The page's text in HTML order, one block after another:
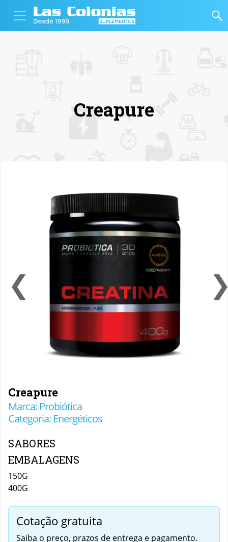
Creapure
❮
Creapure
Marca: Probiótica
Categoria: Energéticos
SABORES
EMBALAGENS
150G
400G
Cotação gratuita
Saiba o preço, prazos de entrega e pagamento.